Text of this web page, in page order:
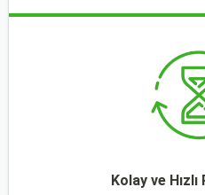
Kolay ve